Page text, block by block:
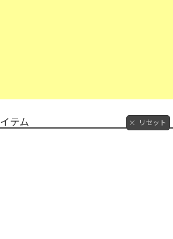
テム リセット